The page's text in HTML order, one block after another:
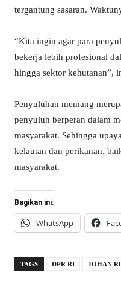
tergantung sasaran.
“Kita ingin agar para
bekerja lebih profesional
hingga sektor kehutanan”,
Penyuluhan memang
penyuluh berperan dalam
masyarakat. Sehingga
kelautan dan perikanan,
masyarakat.
Bagikan ini:
WhatsApp
TAGS DPR RI JOHAN